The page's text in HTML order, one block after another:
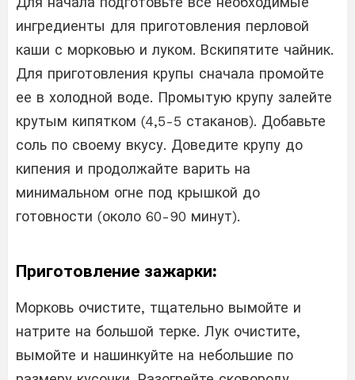
ингредиенты для приготовления перловой
каши с морковью и луком. Вскипятите чайник.
Для приготовления крупы сначала промойте
ее в холодной воде. Промытую крупу залейте
крутым кипятком (4,5-5 стаканов). Добавьте
соль по своему вкусу. Доведите крупу до
кипения и продолжайте варить на
минимальном огне под крышкой до
готовности (около 60-90 минут).
Приготовление зажарки:
Морковь очистите, тщательно вымойте и
натрите на большой терке. Лук очистите,
вымойте и нашинкуйте на небольшие по